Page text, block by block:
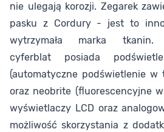
nie ulegają korozji. Zegarek
pasku z Cordury - jest to
wytrzymała marka tkanin.
cyferblat posiada
(automatyczne podświetlenie w
oraz neobrite (fluorescencyjne
wyświetlaczy LCD oraz
możliwość skorzystania z